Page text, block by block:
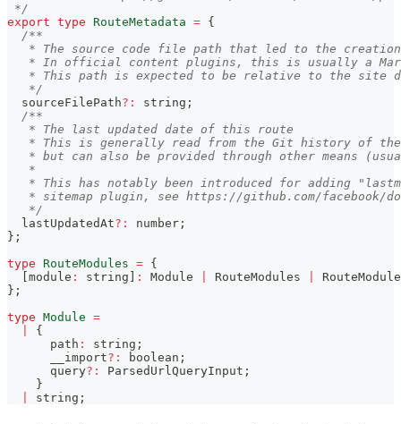
*/
export type RouteMetadata = {
/**
* The source code file path that led to the
* In official content plugins, this is usually a
* This path is expected to be relative to the site
   */
  sourceFilePath
? : string ;
/**
   * The last updated date of this route
* This is generally read from the Git history of
* but can also be provided through other means
   *
* This has notably been introduced for adding
* sitemap plugin, see https://github.com/facebook/
   */
  lastUpdatedAt
? : number ;
} ;
type
RouteModules = {
module : string : Module RouteModules
} ;
type Module =
{
      path
: string ;
      __import
? : boolean ;
      query
? : ParsedUrlQueryInput ;
}
string ;